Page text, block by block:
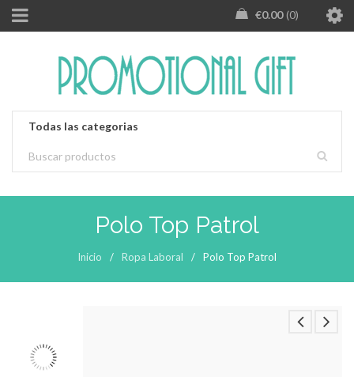
0.00
€ 0
Polo Top Patrol
Inicio / Ropa Laboral / Polo Top Patrol